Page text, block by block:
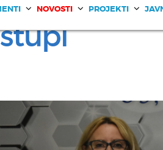
NOVOSTI PROJEKTI